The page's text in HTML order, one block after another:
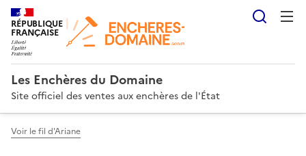
RÉPUBLIQUE
FRANÇAISE
Les Enchères du Domaine
Site officiel des ventes aux enchères de l'État
Voir le fil d'Ariane